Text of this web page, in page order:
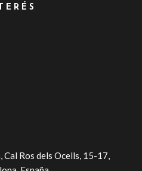
Cal Ros dels Ocells, 15-17,